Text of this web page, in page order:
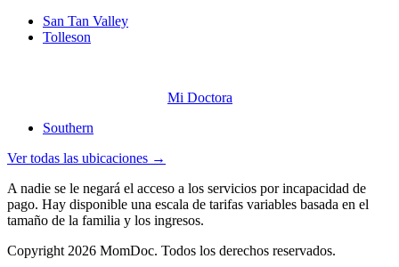
San Tan Valley
Tolleson
Mi Doctora
Southern
Ver todas las ubicaciones →
A nadie se le negará el acceso a los servicios por incapacidad de
pago. Hay disponible una escala de tarifas variables basada en el
tamaño de la familia y los ingresos.
Copyright 2026 MomDoc. Todos los derechos reservados.